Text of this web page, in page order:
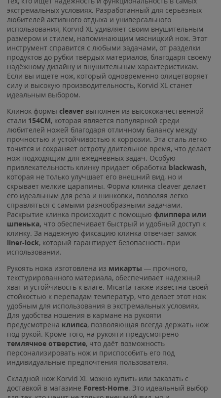
экстремальных условиях. Разработанный для серьёзных
любителей активного отдыха и универсального
использования, Korvid XL удивляет своим внушительным
размером и стилем, напоминающим мясницкий нож. Этот
инструмент справится с любыми задачами, от разделки
продуктов до рубки твёрдых материалов, благодаря своему
надёжному дизайну и внушительным характеристикам.
Если вы ищете нож, который одновременно олицетворяет
силу и высокую производительность, Korvid XL станет
идеальным выбором.
Клинок формы cleaver выполнен из высококачественной
стали 154CM, которая является популярной среди
любителей ножей благодаря отличному балансу между
прочностью и устойчивостью к коррозии. Эта сталь легко
точится и сохраняет остроту длительное время, что делает
нож подходящим для ежедневных задач. Особую
привлекательность клинку придает обработка blackwash,
которая не только улучшает его внешний вид, но и
скрывает мелкие царапины. Форма клинка cleaver делает
его идеальным для реза и шинковки, позволяя легко
справляться с самыми разнообразными задачами.
Раскрытие клинка происходит с помощью флиппера или
шпенька, что обеспечивает быстрый и удобный доступ к
клинку. За надежную фиксацию клинка отвечает замок
liner-lock, который гарантирует безопасность при
использовании.
Рукоять ножа изготовлена из микарты — прочного,
текстурированного материала, обеспечивает надежный
хват и устойчивость к влаге. Micarta также известна своей
стойкостью к перепадам температур, что делает этот нож
удобным для использования в экстремальных условиях.
Для удобства ношения в кармане на рукояти
предусмотрена клипса, позволяющая всегда держать нож
под рукой. Кроме того, на рукояти предусмотрено
темлячное отверстие, что даёт возможность
персонализировать нож и приспособить его под
индивидуальные предпочтения пользователя.
Складной нож Korvid XL можно купить или заказать с
доставкой в магазине Forest-Home. Это идеальный выбор